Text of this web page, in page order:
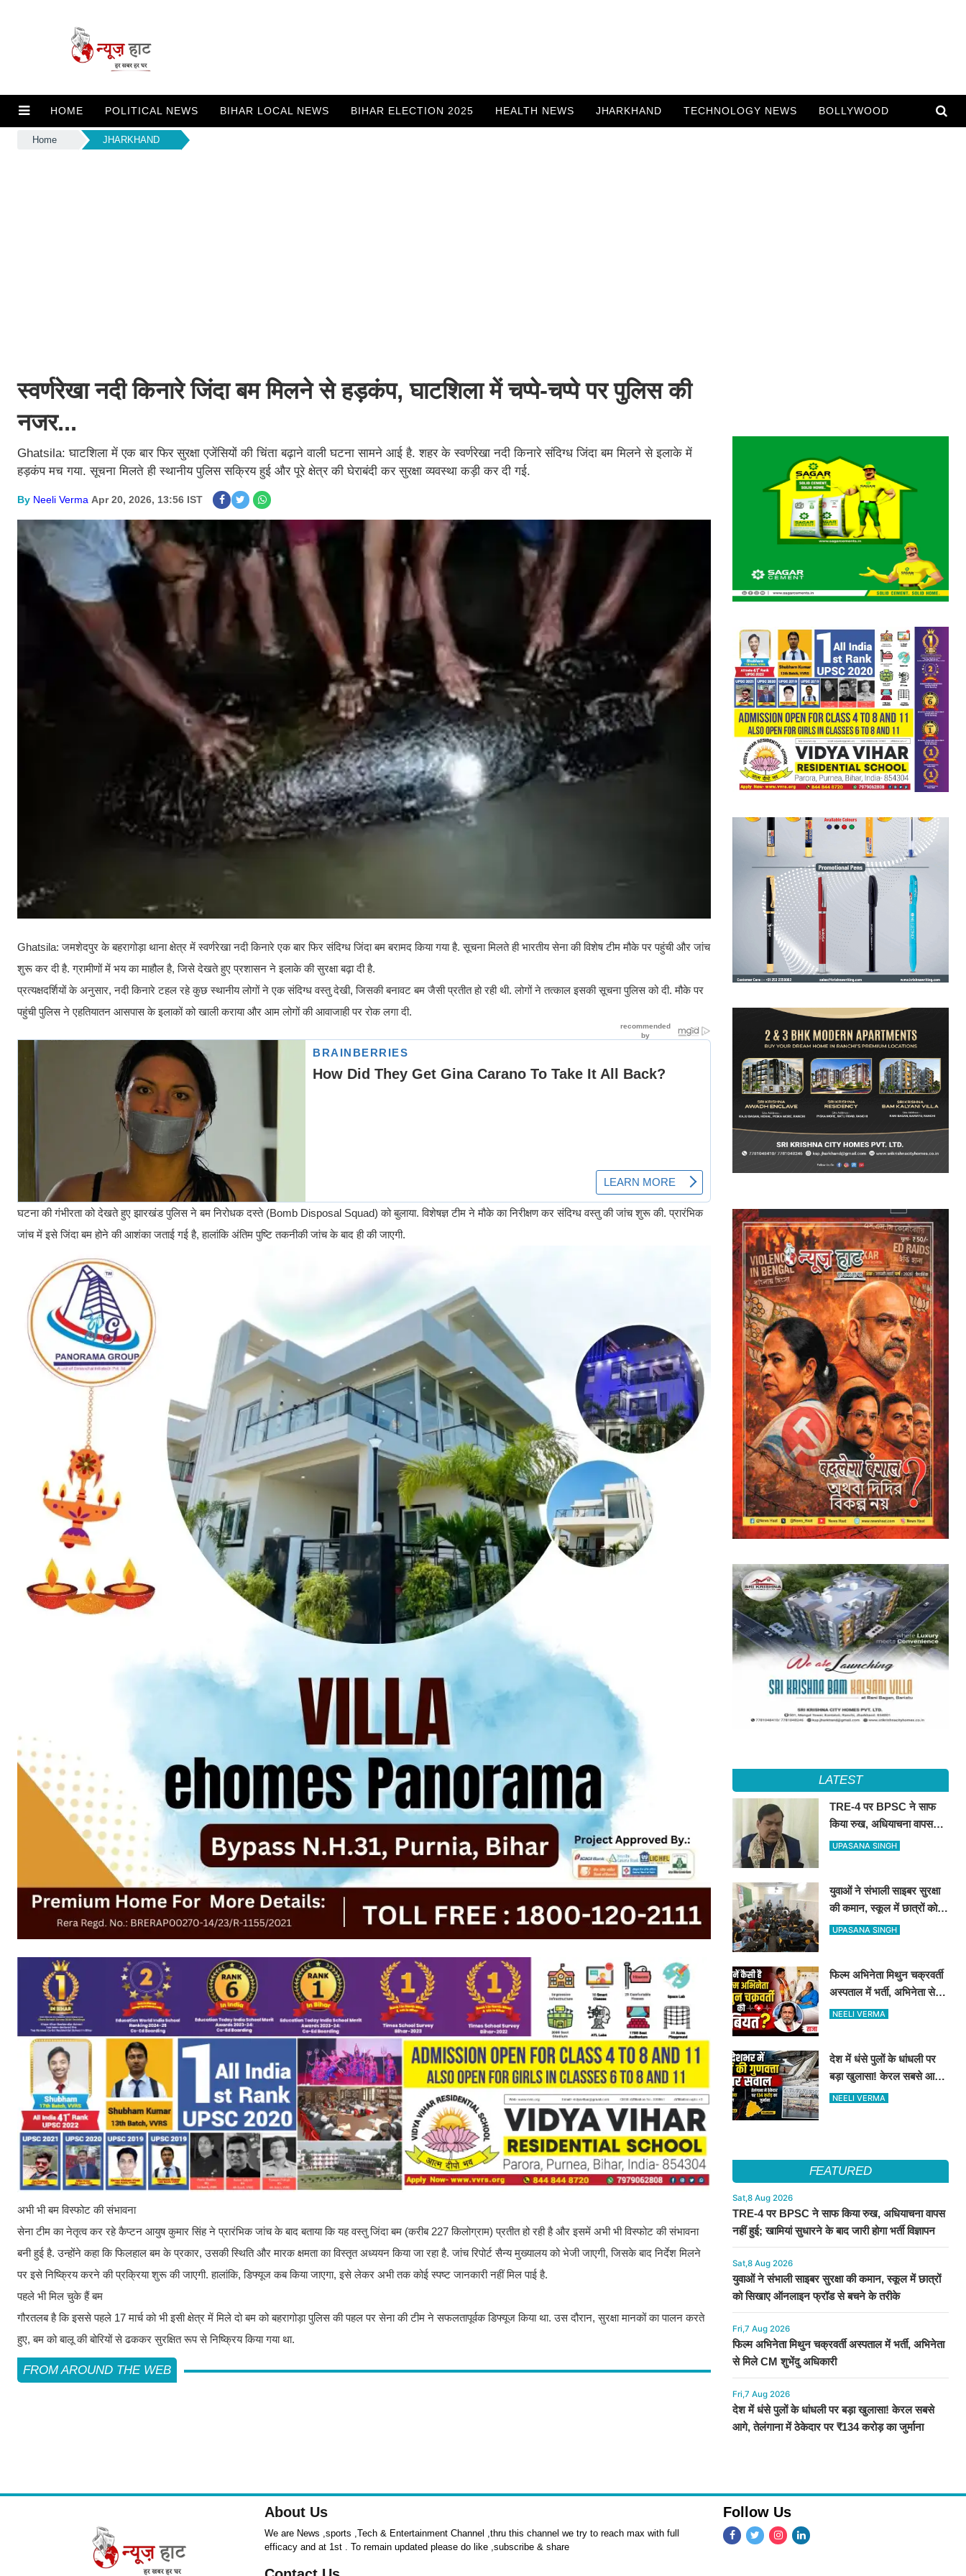
HOME POLITICAL NEWS BIHAR LOCAL NEWS BIHAR ELECTION 2025 HEALTH NEWS JHARKHAND TECHNOLOGY NEWS BOLLYWOOD
Home JHARKHAND
स्वर्णरेखा नदी किनारे जिंदा बम मिलने से हड़कंप, घाटशिला में चप्पे-चप्पे पर पुलिस की
नजर...
Ghatsila: घाटशिला में एक बार फिर सुरक्षा एजेंसियों की चिंता बढ़ाने वाली घटना सामने आई है. शहर के स्वर्णरेखा नदी किनारे संदिग्ध जिंदा बम मिलने से इलाके में
हड़कंप मच गया. सूचना मिलते ही स्थानीय पुलिस सक्रिय हुई और पूरे क्षेत्र की घेराबंदी कर सुरक्षा व्यवस्था कड़ी कर दी गई.
By Neeli Verma Apr 20, 2026, 13:56 IST
Ghatsila: जमशेदपुर के बहरागोड़ा थाना क्षेत्र में स्वर्णरेखा नदी किनारे एक बार फिर संदिग्ध जिंदा बम बरामद किया गया है. सूचना मिलते ही भारतीय सेना की विशेष टीम मौके पर पहुंची और जांच
शुरू कर दी है. ग्रामीणों में भय का माहौल है, जिसे देखते हुए प्रशासन ने इलाके की सुरक्षा बढ़ा दी है.
प्रत्यक्षदर्शियों के अनुसार, नदी किनारे टहल रहे कुछ स्थानीय लोगों ने एक संदिग्ध वस्तु देखी, जिसकी बनावट बम जैसी प्रतीत हो रही थी. लोगों ने तत्काल इसकी सूचना पुलिस को दी. मौके पर
पहुंची पुलिस ने एहतियातन आसपास के इलाकों को खाली कराया और आम लोगों की आवाजाही पर रोक लगा दी.
घटना की गंभीरता को देखते हुए झारखंड पुलिस ने बम निरोधक दस्ते (Bomb Disposal Squad) को बुलाया. विशेषज्ञ टीम ने मौके का निरीक्षण कर संदिग्ध वस्तु की जांच शुरू की. प्रारंभिक
जांच में इसे जिंदा बम होने की आशंका जताई गई है, हालांकि अंतिम पुष्टि तकनीकी जांच के बाद ही की जाएगी.
अभी भी बम विस्फोट की संभावना
सेना टीम का नेतृत्व कर रहे कैप्टन आयुष कुमार सिंह ने प्रारंभिक जांच के बाद बताया कि यह वस्तु जिंदा बम (करीब 227 किलोग्राम) प्रतीत हो रही है और इसमें अभी भी विस्फोट की संभावना
बनी हुई है. उन्होंने कहा कि फिलहाल बम के प्रकार, उसकी स्थिति और मारक क्षमता का विस्तृत अध्ययन किया जा रहा है. जांच रिपोर्ट सैन्य मुख्यालय को भेजी जाएगी, जिसके बाद निर्देश मिलने
पर इसे निष्क्रिय करने की प्रक्रिया शुरू की जाएगी. हालांकि,‎ डिफ्यूज कब किया जाएगा, इसे लेकर अभी तक ‎कोई स्पष्ट जानकारी नहीं मिल पाई है.
पहले भी मिल चुके हैं बम
गौरतलब है कि इससे पहले 17 मार्च को ‎भी इसी क्षेत्र में मिले दो बम को बहरागोड़ा पुलिस‎ की पहल पर सेना की टीम ने सफलतापूर्वक डिफ्यूज ‎किया था. उस दौरान, सुरक्षा मानकों का पालन करते
हुए, बम को बालू की बोरियों से ढककर सुरक्षित रूप से निष्क्रिय किया गया था.
FROM AROUND THE WEB
LATEST
TRE-4 पर BPSC ने साफ
किया रुख, अधियाचना वापस
नहीं हुई; खामियां सुधारने के बाद
UPASANA SINGH
युवाओं ने संभाली साइबर सुरक्षा
की कमान, स्कूल में छात्रों को
सिखाए ऑनलाइन फ्रॉड से
UPASANA SINGH
फिल्म अभिनेता मिथुन चक्रवर्ती
अस्पताल में भर्ती, अभिनेता से
मिले CM शुभेंदु अधिकारी
NEELI VERMA
देश में धंसे पुलों के धांधली पर
बड़ा खुलासा! केरल सबसे आगे,
तेलंगाना में ठेकेदार पर ₹134
NEELI VERMA
FEATURED
Sat,8 Aug 2026
TRE-4 पर BPSC ने साफ किया रुख, अधियाचना वापस
नहीं हुई; खामियां सुधारने के बाद जारी होगा भर्ती विज्ञापन
Sat,8 Aug 2026
युवाओं ने संभाली साइबर सुरक्षा की कमान, स्कूल में छात्रों
को सिखाए ऑनलाइन फ्रॉड से बचने के तरीके
Fri,7 Aug 2026
फिल्म अभिनेता मिथुन चक्रवर्ती अस्पताल में भर्ती, अभिनेता
से मिले CM शुभेंदु अधिकारी
Fri,7 Aug 2026
देश में धंसे पुलों के धांधली पर बड़ा खुलासा! केरल सबसे
आगे, तेलंगाना में ठेकेदार पर ₹134 करोड़ का जुर्माना
About Us
We are News ,sports ,Tech & Entertainment Channel ,thru this channel we try to reach max with full
efficacy and at 1st . To remain updated please do like ,subscribe & share
Follow Us